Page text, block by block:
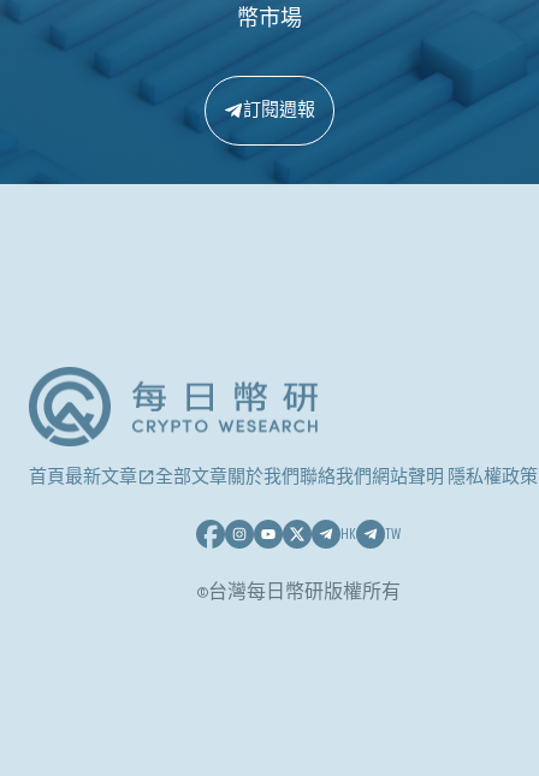
幣市場
訂閱週報
首頁最新文章 全部文章關於我們聯絡我們網站聲明 隱私權政策
HK TW
©台灣每日幣研版權所有